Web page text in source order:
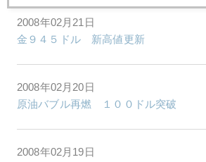
2008年02月21日
金９４５ドル 新高値更新
2008年02月20日
原油バブル再燃 １００ドル突破
2008年02月19日